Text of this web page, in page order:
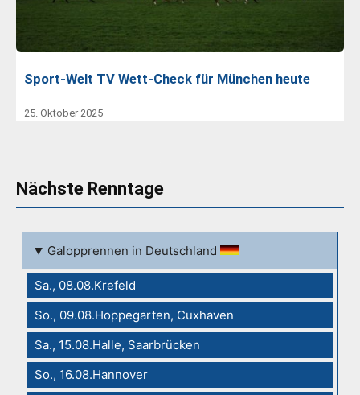
Sport-Welt TV Wett-Check für München heute
25. Oktober 2025
Nächste Renntage
Galopprennen in Deutschland
Sa., 08.08.Krefeld
So., 09.08.Hoppegarten, Cuxhaven
Sa., 15.08.Halle, Saarbrücken
So., 16.08.Hannover